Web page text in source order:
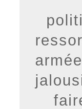
armée